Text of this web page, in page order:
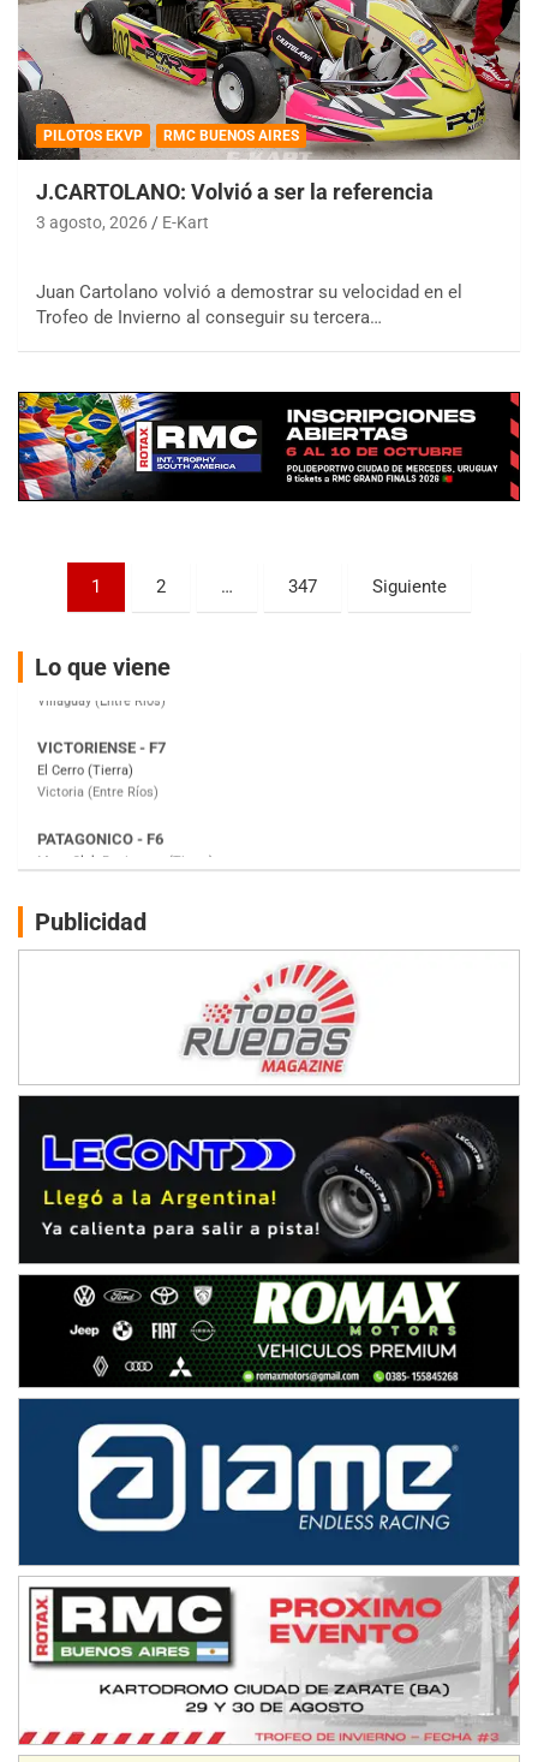
PILOTOS EKVP RMC BUENOS AIRES
J.CARTOLANO: Volvió a ser la referencia
3 agosto, 2026 E-Kart
Juan Cartolano volvió a demostrar su velocidad en el
Trofeo de Invierno al conseguir su tercera…
Paginación
entradas
1 2 … 347 Siguiente
Lo que viene
COBERTURA ESPECIAL DE E-KART.COM.AR
08/09-AGO
Baradero (Buenos Aires)
KDO - F6
Ciudad de Trenque Lauquen (Asfalto)
Trenque Lauquen (Buenos Aires)
Parque de la Velocidad (Asfalto)
Villaguay (Entre Ríos)
El Cerro (Tierra)
Victoria (Entre Ríos)
Moto Club Reginense (Tierra)
Gral. E. Godoy (Río Negro)
Juventud Unida (Tierra)
NORESTE SANTAFESINO - F6
Ciudad de Avellaneda (Asfalto)
Avellaneda (Santa Fe)
José Samuel Sánchez (Tierra)
TUCUMANO - F5
El Timbó (Tucumán)
COBERTURA ESPECIAL DE E-KART.COM.AR
08/09-AGO
Ramiro Tot (Asfalto)
Baradero (Buenos Aires)
KDO - F6
Ciudad de Trenque Lauquen (Asfalto)
Trenque Lauquen (Buenos Aires)
ENTRERRIANO - F6 (POSTERGADA)
Parque de la Velocidad (Asfalto)
Villaguay (Entre Ríos)
VICTORIENSE - F7
Victoria (Entre Ríos)
PATAGONICO - F6
Moto Club Reginense (Tierra)
Gral. E. Godoy (Río Negro)
Juventud Unida (Tierra)
Humboldt (Santa Fe)
Publicidad